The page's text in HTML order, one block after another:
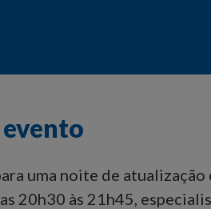
uma noite de
20h30 às 21h45,